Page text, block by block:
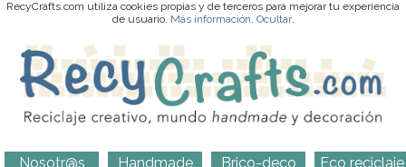
RecyCrafts.com utiliza cookies propias y de terceros para mejorar tu experiencia
de usuario. Más información. Ocultar.
Nosotr@s Handmade Brico-deco Eco reciclaje